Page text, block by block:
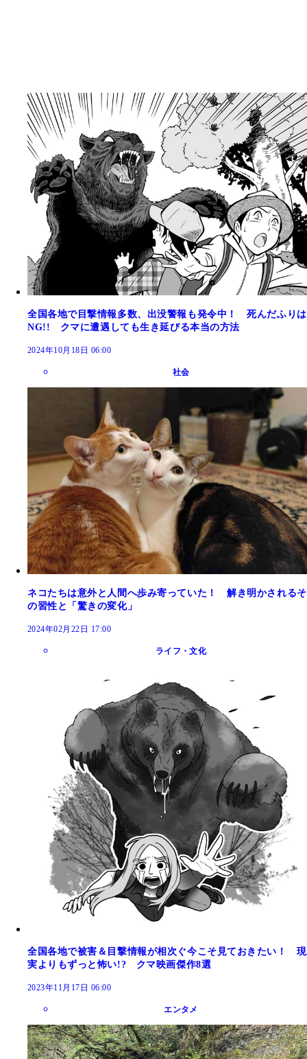
全国各地で目撃情報多数、出没警報も発令中！ 死んだふりは
NG!! クマに遭遇しても生き延びる本当の方法
2024年10月18日 06:00
社会
ネコたちは意外と人間へ歩み寄っていた！ 解き明かされるそ
の習性と「驚きの変化」
2024年02月22日 17:00
ライフ・文化
全国各地で被害＆目撃情報が相次ぐ今こそ見ておきたい！ 現
実よりもずっと怖い!? クマ映画傑作8選
2023年11月17日 06:00
エンタメ